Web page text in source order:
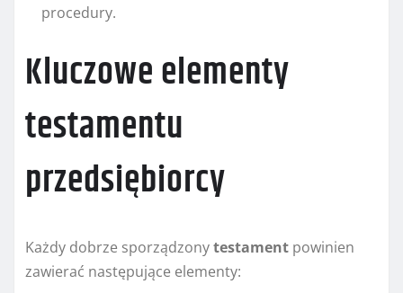
procedury.
Kluczowe elementy
testamentu
przedsiębiorcy
Każdy dobrze sporządzonytestament powinien
zawierać następujące elementy: